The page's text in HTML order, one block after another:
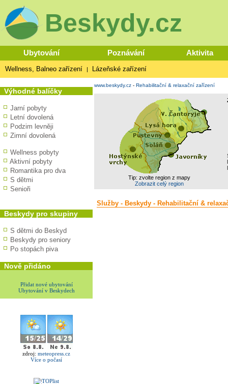
Beskydy.cz
Ubytování Poznávání Aktivita
Wellness, Balneo zařízení | Lázeňské zařízení
Výhodné balíčky
Jarní pobyty
Letní dovolená
Podzim levněji
Zimní dovolená
Wellness pobyty
Aktivní pobyty
Romantika pro dva
S dětmi
Senioři
Beskydy pro skupiny
S dětmi do Beskyd
Beskydy pro seniory
Po stopách piva
Nově přidáno
Přidat nové ubytování
Ubytování v Beskydech
zdroj: meteopress.cz
Více o počasí
www.beskydy.cz - Rehabilitační & relaxační zařízení
Tip: zvolte region z mapy
Zobrazit celý region
Služby - Beskydy - Rehabilitační &